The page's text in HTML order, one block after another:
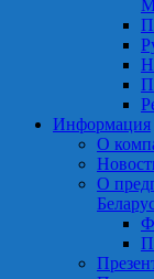
Информация
О
О